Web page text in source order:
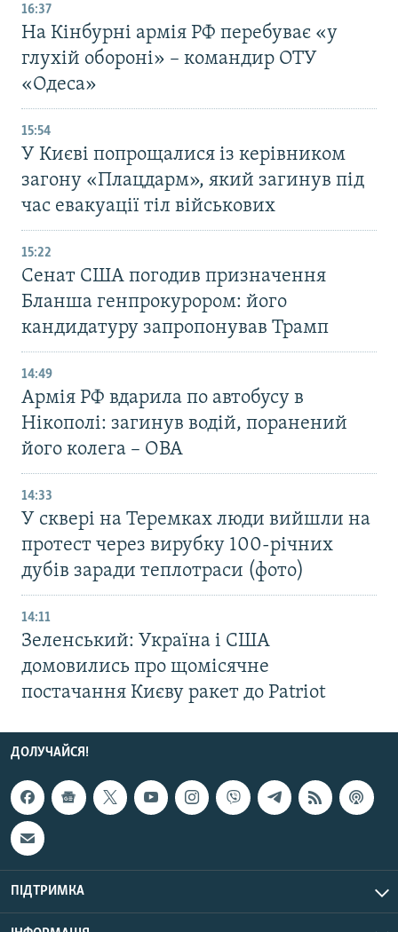
16:37
На Кінбурні армія РФ перебуває «у
глухій обороні» – командир ОТУ
«Одеса»
15:54
У Києві попрощалися із керівником
загону «Плацдарм», який загинув під
час евакуації тіл військових
15:22
Сенат США погодив призначення
Бланша генпрокурором: його
кандидатуру запропонував Трамп
14:49
Армія РФ вдарила по автобусу в
Нікополі: загинув водій, поранений
його колега – ОВА
14:33
У сквері на Теремках люди вийшли на
протест через вирубку 100-річних
дубів заради теплотраси (фото)
14:11
Зеленський: Україна і США
домовились про щомісячне
постачання Києву ракет до Patriot
ДОЛУЧАЙСЯ!
ПІДТРИМКА